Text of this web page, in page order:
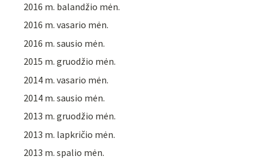
2016 m. balandžio mėn.
2016 m. vasario mėn.
2016 m. sausio mėn.
2015 m. gruodžio mėn.
2014 m. vasario mėn.
2014 m. sausio mėn.
2013 m. gruodžio mėn.
2013 m. lapkričio mėn.
2013 m. spalio mėn.